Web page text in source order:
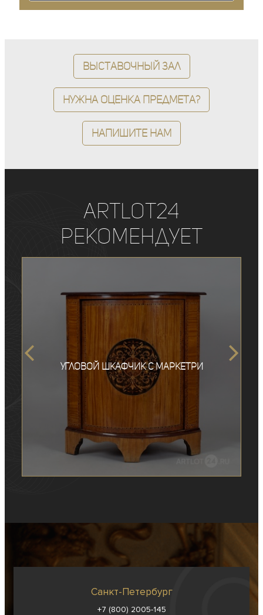
Выставочный зал
Нужна оценка предмета?
Напишите нам
ArtLot24
рекомендует
Угловой шкафчик с маркетри
Санкт-Петербург
+7 (800) 2005-145